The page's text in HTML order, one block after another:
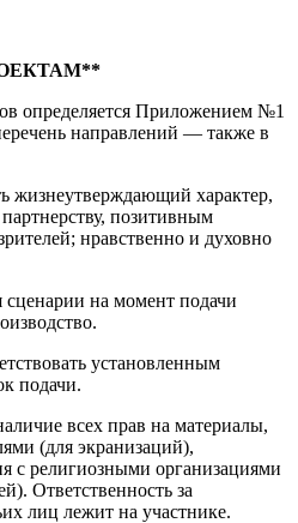
определяется Приложением №1
направлений — также в
жизнеутверждающий характер,
позитивным
нравственно и духовно
на момент подачи
установленным
подачи.
всех прав на материалы,
(для экранизаций),
с религиозными организациями
Ответственность за
лиц лежит на участнике.